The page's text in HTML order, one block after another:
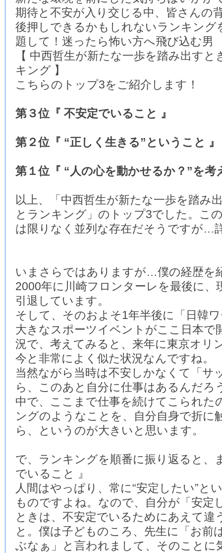
期待と不安が入り交じる中、皆さんの
後押しできるかもしれないランキング
題して！迷ったら怖い方へ飛び込む男
【 中西哲生が新たな一歩を踏み出す
キング 】
こちらのトップ3をご紹介します！
第３位『 不安定でいること 』
第２位『 “正しく生きる”ということ 』
第１位『 “人の心を動かせるか？”を考
以上、「中西哲生が新たな一歩を踏み
とランキング」のトップ3でした。こ
は限りなく並列な存在だそうですが…
いまさらではありますが…僕の経歴を
2000年に川崎フロンターレを最後に、
引退しています。
そして、そのおよそ1年半後に「日韓
大きなスポーツイベントがここ日本
況で、考えてみると、来年に東京オリ
今と非常によく似た状況なんですね。
当然ながら当時は不安しかなくて「サ
ら、このあと自分に仕事はあるんだろ
中で、ここまで仕事を続けてこられた
ングのようなことを、自分自身で折に
ら、というのが大きいと思います。
で、ランキングを順番に振り返ると、
でいること 』
人間はやっぱり、常に“安定したい”と
ものですよね。なので、自分が「安定
ときは、不安定でいるためにあえて違
と。僕は子どものころ、先生に「お前
ぶなぁ」と言われまして、そのことに